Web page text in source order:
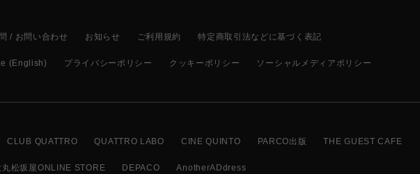
/ お問い合わせ お知らせ ご利用規約 特定商取引法などに基づく表記
(English) プライバシーポリシー クッキーポリシー ソーシャルメディアポリシー
CLUB QUATTRO QUATTRO LABO CINE QUINTO PARCO出版 THE GUEST CAFE
丸松坂屋ONLINE STORE DEPACO AnotherADdress